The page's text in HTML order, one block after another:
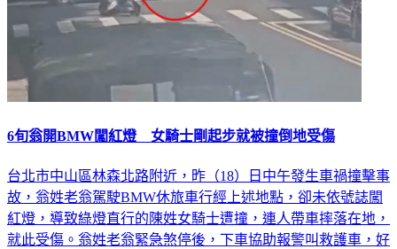
6旬翁開BMW闖紅燈 女騎士剛起步就被撞倒地受傷
台北市中山區林森北路附近，昨（18）日中午發生車禍撞擊事
故，翁姓老翁駕駛BMW休旅車行經上述地點，卻未依號誌闖
紅燈，導致綠燈直行的陳姓女騎士遭撞，連人帶車摔落在地，
就此受傷。翁姓老翁緊急煞停後，下車協助報警叫救護車，好